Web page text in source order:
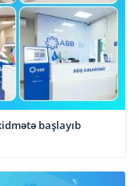
nin Saatlı filialı yenilənmiş binada xidmətə başlayıb